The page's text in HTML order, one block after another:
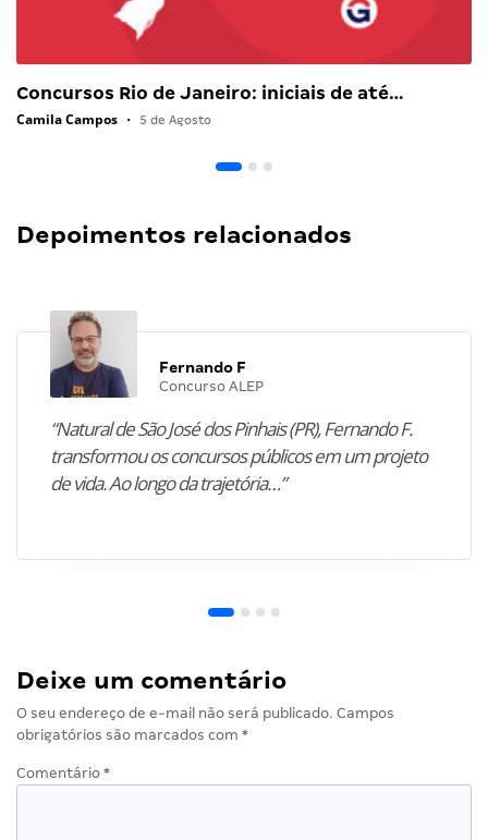
Concursos Rio de Janeiro: iniciais de até…
Camila Campos • 5 de Agosto
Depoimentos relacionados
Fernando F
Concurso ALEP
“Natural de São José dos Pinhais (PR), Fernando F.
transformou os concursos públicos em um projeto
de vida. Ao longo da trajetória…”
Deixe um comentário
O seu endereço de e-mail não será publicado. Campos
obrigatórios são marcados com *
Comentário *